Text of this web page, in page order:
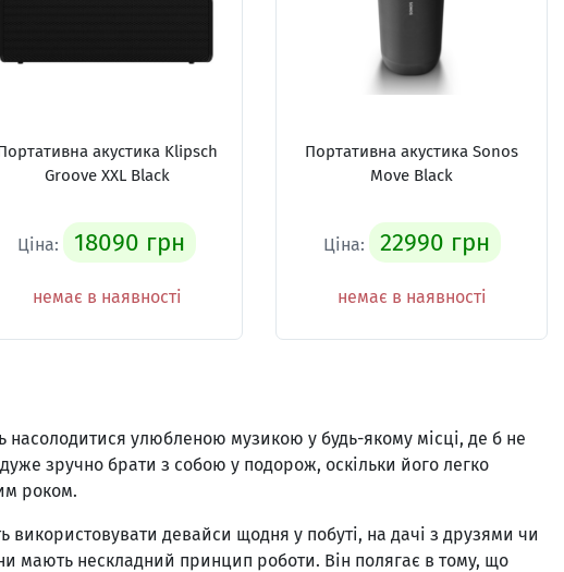
улюбленою музикою у будь-якому місці, де б не
зручно брати з собою у подорож, оскільки його легко
роком.
використовувати девайси щодня у побуті, на дачі з друзями чи
мають нескладний принцип роботи. Він полягає в тому, що
акустика Klipsch
Groove XXL Black
Ціна: 18090 грн
немає в наявності
Портативна акустика Sonos
Move Black
Ціна: 22990 грн
немає в наявності